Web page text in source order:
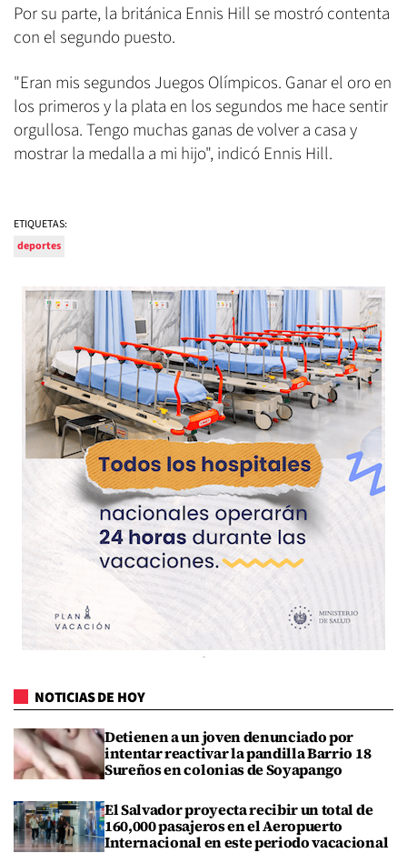
Por su parte, la británica Ennis Hill se mostró contenta
con el segundo puesto.
"Eran mis segundos Juegos Olímpicos. Ganar el oro en
los primeros y la plata en los segundos me hace sentir
orgullosa. Tengo muchas ganas de volver a casa y
mostrar la medalla a mi hijo", indicó Ennis Hill.
ETIQUETAS:
deportes
NOTICIAS DE HOY
Detienen a un joven denunciado por
intentar reactivar la pandilla Barrio 18
Sureños en colonias de Soyapango
El Salvador proyecta recibir un total de
160,000 pasajeros en el Aeropuerto
Internacional en este periodo vacacional